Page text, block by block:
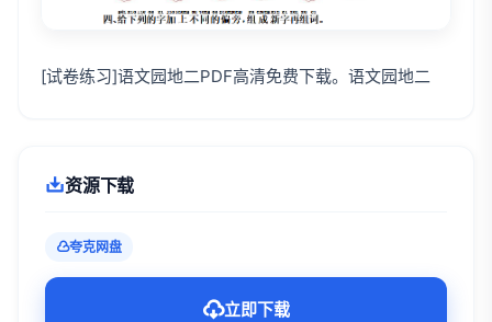
[试卷练习]语文园地二PDF高清免费下载。语文园地二
资源下载
夸克网盘
立即下载